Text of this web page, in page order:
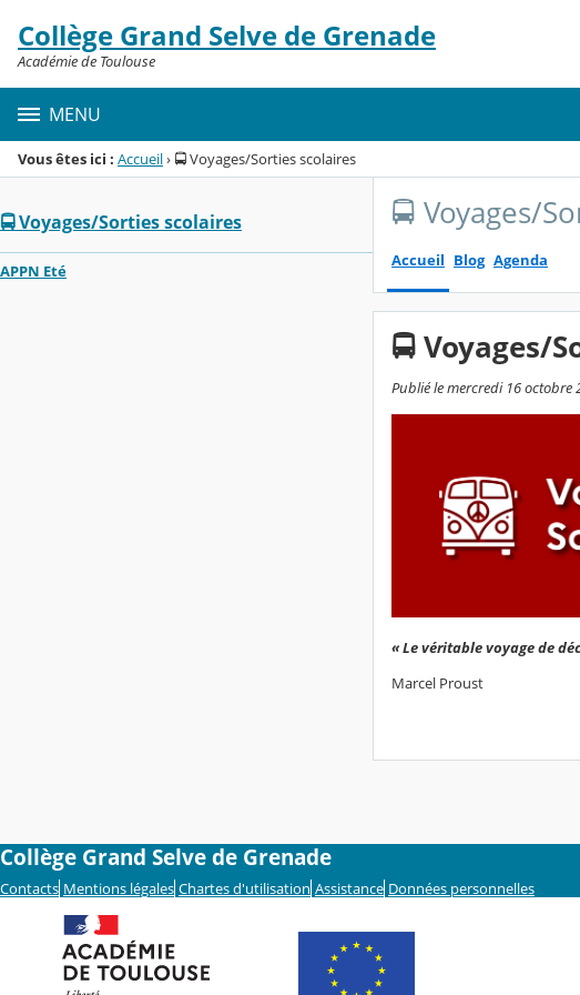
Menu de la rubrique
Contenu
Collège Grand Selve de Grenade
Académie de Toulouse
MENU
Vous êtes ici : Accueil› 🚍 Voyages/Sorties scolaires
🚍 Voyages/Sorties scolaires
APPN Eté
🚍 Voyages/
Accueil Blog Agenda
🚍 Voyages/
Publié le mercredi 16
« Le véritable voyage de
Marcel Proust
Collège Grand Selve de Grenade
Contacts Mentions légales Chartes d'utilisation Assistance Données personnelles